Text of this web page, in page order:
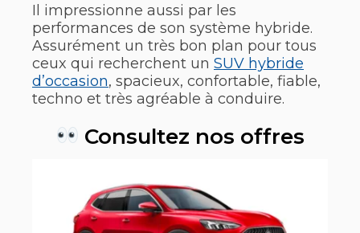
Il impressionne aussi par les
performances de son système hybride.
Assurément un très bon plan pour tous
ceux qui recherchent un SUV hybride
d’occasion, spacieux, confortable, fiable,
techno et très agréable à conduire.
Consultez nos offres